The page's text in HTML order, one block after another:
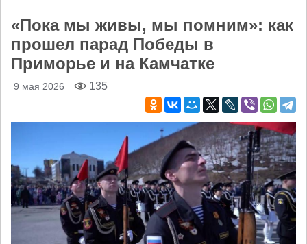
«Пока мы живы, мы помним»: как
прошел парад Победы в
Приморье и на Камчатке
9 мая 2026 135